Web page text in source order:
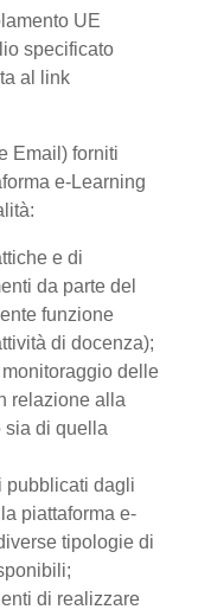
UE
specificato
al link
Email) forniti
e-Learning
e di
da parte del
funzione
di docenza);
delle
relazione alla
sia di quella
pubblicati dagli
piattaforma e-
tipologie di
di realizzare